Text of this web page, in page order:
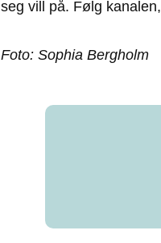
seg vill på. Følg
Foto: Sophia Bergholm